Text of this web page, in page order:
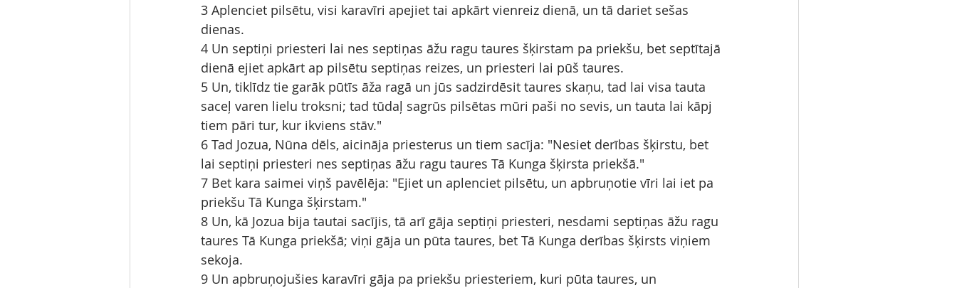
3 Aplenciet pilsētu, visi karavīri apejiet tai apkārt vienreiz dienā, un tā dariet sešas
dienas.
4 Un septiņi priesteri lai nes septiņas āžu ragu taures šķirstam pa priekšu, bet septītajā
dienā ejiet apkārt ap pilsētu septiņas reizes, un priesteri lai pūš taures.
5 Un, tiklīdz tie garāk pūtīs āža ragā un jūs sadzirdēsit taures skaņu, tad lai visa tauta
saceļ varen lielu troksni; tad tūdaļ sagrūs pilsētas mūri paši no sevis, un tauta lai kāpj
tiem pāri tur, kur ikviens stāv."
6 Tad Jozua, Nūna dēls, aicināja priesterus un tiem sacīja: "Nesiet derības šķirstu, bet
lai septiņi priesteri nes septiņas āžu ragu taures Tā Kunga šķirsta priekšā."
7 Bet kara saimei viņš pavēlēja: "Ejiet un aplenciet pilsētu, un apbruņotie vīri lai iet pa
priekšu Tā Kunga šķirstam."
8 Un, kā Jozua bija tautai sacījis, tā arī gāja septiņi priesteri, nesdami septiņas āžu ragu
taures Tā Kunga priekšā; viņi gāja un pūta taures, bet Tā Kunga derības šķirsts viņiem
sekoja.
9 Un apbruņojušies karavīri gāja pa priekšu priesteriem, kuri pūta taures, un